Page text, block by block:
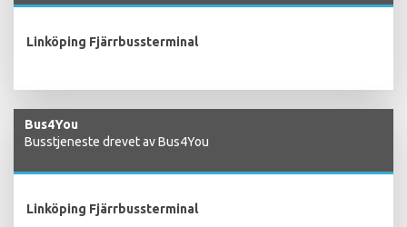
Linköping Fjärrbussterminal
Bus4You
Busstjeneste drevet av Bus4You
Linköping Fjärrbussterminal